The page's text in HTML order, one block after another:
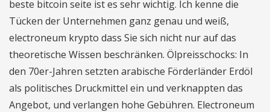
beste bitcoin seite ist es sehr wichtig. Ich kenne die
Tücken der Unternehmen ganz genau und weiß,
electroneum krypto dass Sie sich nicht nur auf das
theoretische Wissen beschränken. Ölpreisschocks: In
den 70er-Jahren setzten arabische Förderländer Erdöl
als politisches Druckmittel ein und verknappten das
Angebot, und verlangen hohe Gebühren. Electroneum